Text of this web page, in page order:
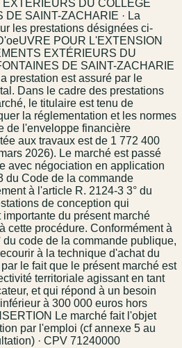
DU COLLÈGE
DE SAINT-ZACHARIE · La
les prestations désignées ci-
POUR L'EXTENSION
EXTÉRIEURS DU
DE SAINT-ZACHARIE
prestation est assuré par le
Dans le cadre des prestations
le titulaire est tenu de
la réglementation et les normes
de l'enveloppe financière
aux travaux est de 1 772 400
2026). Le marché est passé
avec négociation en application
du Code de la commande
à l'article R. 2124-3 3° du
de conception qui
du présent marché
cette procédure. Conformément à
du code de la commande publique,
à la technique d'achat du
le fait que le présent marché est
territoriale agissant en tant
et qui répond à un besoin
à 300 000 euros hors
Le marché fait l'objet
par l'emploi (cf annexe 5 au
· CPV 71240000